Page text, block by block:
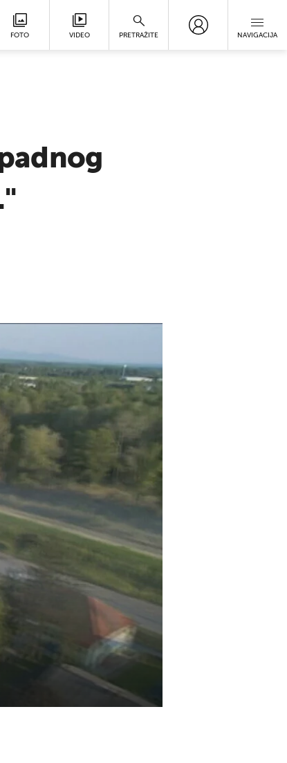
FOTO VIDEO PRETRAŽITE NAVIGACIJA